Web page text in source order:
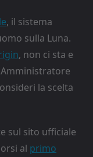
, il sistema
sulla Luna.
, non ci sta e
la scelta
sul sito ufficiale
al primo